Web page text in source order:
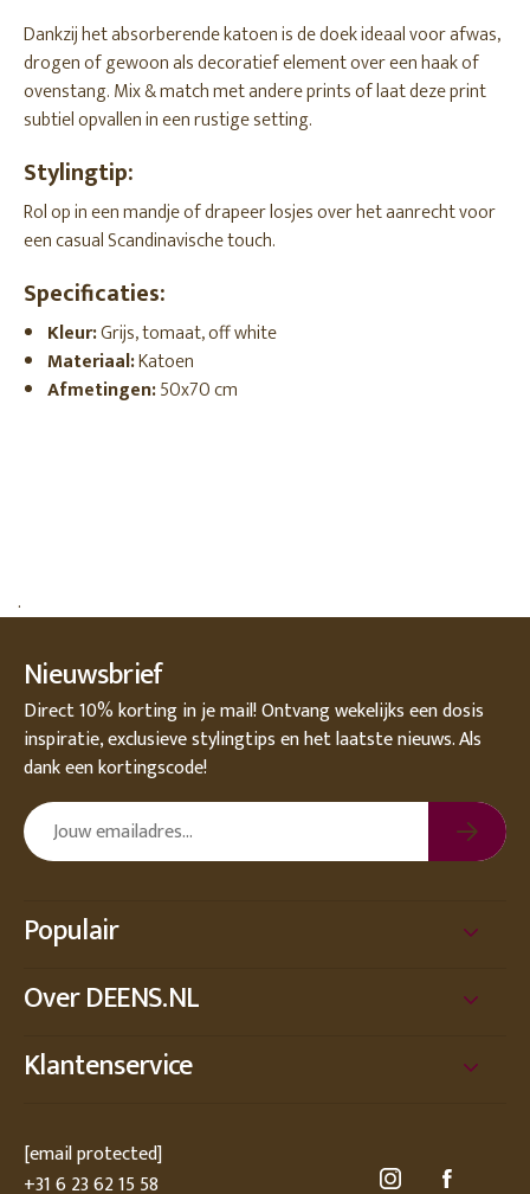
Dankzij het absorberende katoen is de doek ideaal voor afwas,
drogen of gewoon als decoratief element over een haak of
ovenstang. Mix & match met andere prints of laat deze print
subtiel opvallen in een rustige setting.
Stylingtip:
Rol op in een mandje of drapeer losjes over het aanrecht voor
een casual Scandinavische touch.
Specificaties:
Kleur:Grijs, tomaat, off white
Materiaal:Katoen
Afmetingen:50x70 cm
.
Nieuwsbrief
Direct 10% korting in je mail! Ontvang wekelijks een dosis
inspiratie, exclusieve stylingtips en het laatste nieuws. Als
dank een kortingscode!
Populair
Over DEENS.NL
Klantenservice
[email protected]
+31 6 23 62 15 58